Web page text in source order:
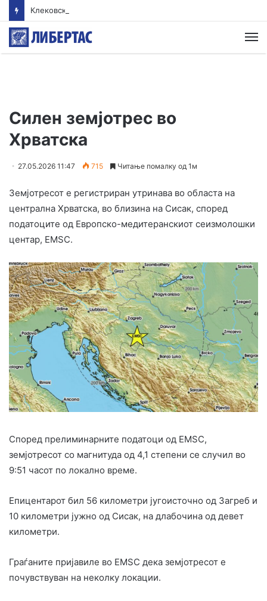
Силен земјотрес во
Хрватска
27.05.2026 11:47 715 Читање помалку од 1м
Земјотресот е регистриран утринава во областа на
централна Хрватска, во близина на Сисак, според
податоците од Европско-медитеранскиот сеизмолошки
центар, EMSC.
Според прелиминарните податоци од EMSC,
земјотресот со магнитуда од 4,1 степени се случил во
9:51 часот по локално време.
Епицентарот бил 56 километри југоисточно од Загреб и
10 километри јужно од Сисак, на длабочина од девет
километри.
Граѓаните пријавиле во EMSC дека земјотресот е
почувствуван на неколку локации.